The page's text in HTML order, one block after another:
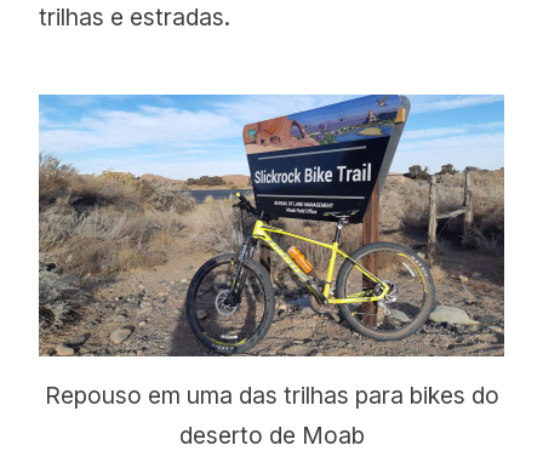
trilhas e estradas.
Repouso em uma das trilhas para bikes do
deserto de Moab